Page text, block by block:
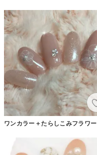
ワンカラー＋たらしこみフラワー